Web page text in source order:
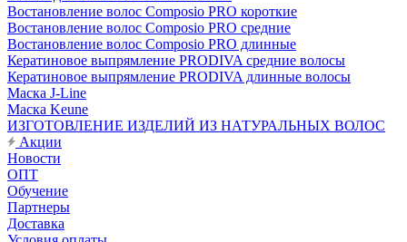
Востановление волос Composio PRO короткие
Востановление волос Composio PRO средние
Востановление волос Composio PRO длинные
Кератиновое выпрямление PRODIVA средние волосы
Кератиновое выпрямление PRODIVA длинные волосы
Маска J-Line
Маска Keune
ИЗГОТОВЛЕНИЕ ИЗДЕЛИЙ ИЗ НАТУРАЛЬНЫХ ВОЛОС
Акции
Новости
ОПТ
Обучение
Партнеры
Доставка